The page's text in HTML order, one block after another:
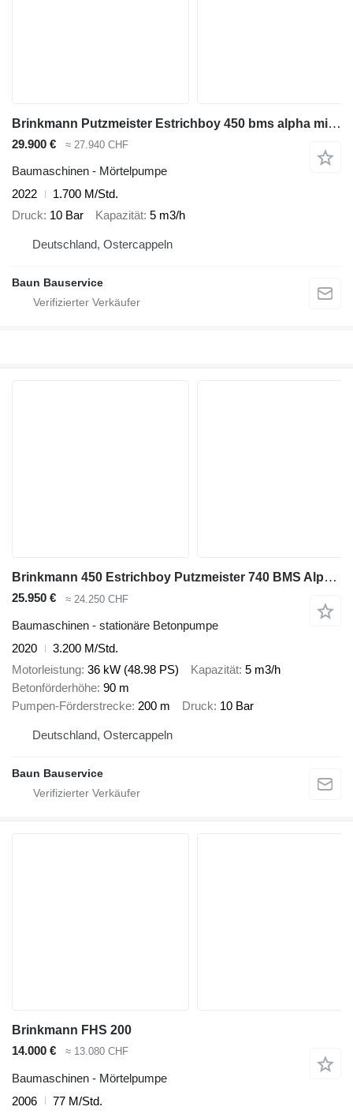
Brinkmann Putzmeister Estrichboy 450 bms alpha mixman gb 740
29.900 € ≈ 27.940 CHF
Baumaschinen - Mörtelpumpe
2022
1.700 M/Std.
Druck 10 Bar Kapazität 5 m3/h
Deutschland, Ostercappeln
Baun Bauservice
Brinkmann 450 Estrichboy Putzmeister 740 BMS Alpha GB Mixman
25.950 € ≈ 24.250 CHF
Baumaschinen - stationäre Betonpumpe
2020
3.200 M/Std.
Motorleistung 36 kW (48.98 PS) Kapazität 5 m3/h
Betonförderhöhe 90 m
Pumpen-Förderstrecke 200 m Druck 10 Bar
Deutschland, Ostercappeln
Baun Bauservice
Brinkmann FHS 200
14.000 €
≈ 13.080 CHF
Baumaschinen - Mörtelpumpe
2006
77 M/Std.